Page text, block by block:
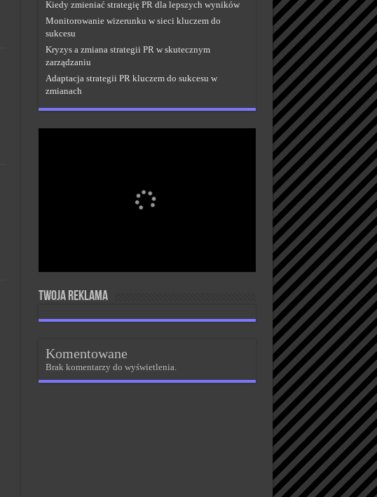
Kiedy zmieniać strategię PR dla lepszych wyników
Monitorowanie wizerunku w sieci kluczem do
sukcesu
Kryzys a zmiana strategii PR w skutecznym
zarządzaniu
Adaptacja strategii PR kluczem do sukcesu w
zmianach
Twoja reklama
Komentowane
Brak komentarzy do wyświetlenia.